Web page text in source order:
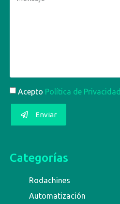
Acepto Política de Privacidad
Enviar
Categorías
Rodachines
Automatización